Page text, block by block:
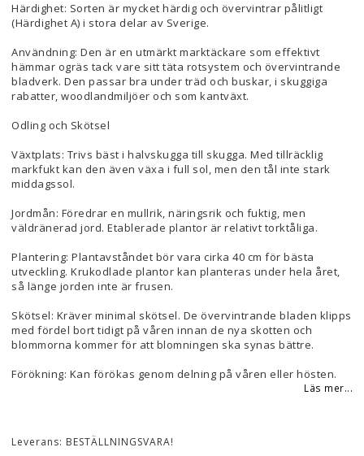
Härdighet: Sorten är mycket härdig och övervintrar pålitligt
(Härdighet A) i stora delar av Sverige.
Användning: Den är en utmärkt marktäckare som effektivt
hämmar ogräs tack vare sitt täta rotsystem och övervintrande
bladverk. Den passar bra under träd och buskar, i skuggiga
rabatter, woodlandmiljöer och som kantväxt.
Odling och Skötsel
Växtplats: Trivs bäst i halvskugga till skugga. Med tillräcklig
markfukt kan den även växa i full sol, men den tål inte stark
middagssol.
Jordmån: Föredrar en mullrik, näringsrik och fuktig, men
väldränerad jord. Etablerade plantor är relativt torktåliga.
Plantering: Plantavståndet bör vara cirka 40 cm för bästa
utveckling. Krukodlade plantor kan planteras under hela året,
så länge jorden inte är frusen.
Skötsel: Kräver minimal skötsel. De övervintrande bladen klipps
med fördel bort tidigt på våren innan de nya skotten och
blommorna kommer för att blomningen ska synas bättre.
Förökning: Kan förökas genom delning på våren eller hösten.
Läs mer...
Leverans: BESTÄLLNINGSVARA!